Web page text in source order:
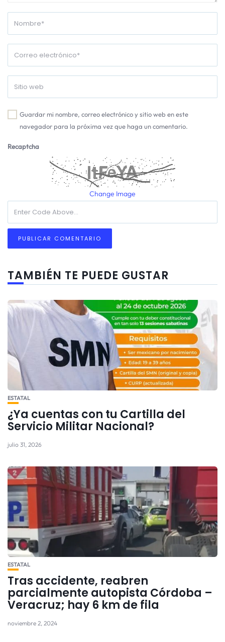
Guardar mi nombre, correo electrónico y sitio web en este
navegador para la próxima vez que haga un comentario.
Recaptcha
Change Image
TAMBIÉN TE PUEDE GUSTAR
ESTATAL
¿Ya cuentas con tu Cartilla del
Servicio Militar Nacional?
julio 31, 2026
ESTATAL
Tras accidente, reabren
parcialmente autopista Córdoba –
Veracruz; hay 6 km de fila
noviembre 2, 2024